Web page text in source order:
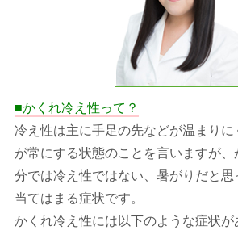
■かくれ冷え性って？
冷え性は主に手足の先などが温まりに
が常にする状態のことを言いますが、
分では冷え性ではない、暑がりだと思
当てはまる症状です。
かくれ冷え性には以下のような症状が